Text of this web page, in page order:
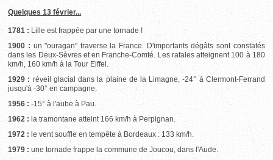
Quelques 13 février...
1781 : Lille est frappée par une tornade !
1900 : un "ouragan" traverse la France. D'importants dégâts sont constatés
dans les Deux-Sèvres et en Franche-Comté. Les rafales atteignent 100 à 180
km/h, 160 km/h à la Tour Eiffel.
1929 : réveil glacial dans la plaine de la Limagne, -24° à Clermont-Ferrand
jusqu'à -30° en campagne.
1956 : -15° à l'aube à Pau.
1962 : la tramontane atteint 166 km/h à Perpignan.
1972 : le vent souffle en tempête à Bordeaux : 133 km/h.
1979 : une tornade frappe la commune de Joucou, dans l'Aude.